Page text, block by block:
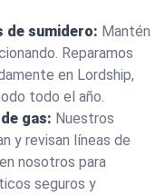
de sumidero: Mantén
Reparamos
en Lordship,
todo el año.
gas: Nuestros
y revisan líneas de
nosotros para
seguros y